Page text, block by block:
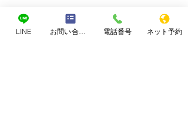
LINE お問い合わせフォーム 電話番号 ネット予約